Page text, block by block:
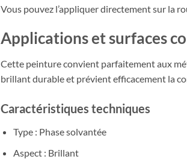
Vous pouvez l’appliquer directement sur la
Applications et surfaces
Cette peinture convient parfaitement aux
brillant durable et prévient efficacement la
Caractéristiques techniques
Type : Phase solvantée
Aspect : Brillant